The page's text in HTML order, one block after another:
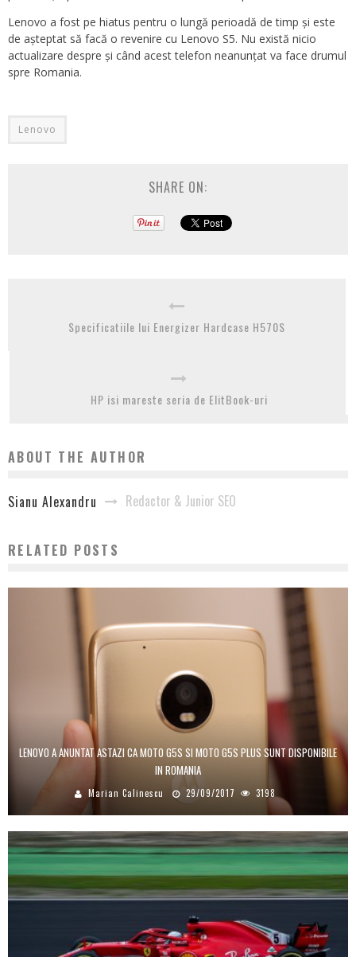
Lenovo a fost pe hiatus pentru o lungă perioadă de timp și este
de așteptat să facă o revenire cu Lenovo S5. Nu există nicio
actualizare despre și când acest telefon neanunțat va face drumul
spre Romania.
Lenovo
SHARE ON:
Specificatiile lui Energizer Hardcase H570S
HP isi mareste seria de ElitBook-uri
ABOUT THE AUTHOR
Sianu Alexandru Redactor & Junior SEO
RELATED POSTS
LENOVO A ANUNTAT ASTAZI CA MOTO G5S SI MOTO G5S PLUS SUNT DISPONIBILE
IN ROMANIA
Marian Calinescu 29/09/2017 3198